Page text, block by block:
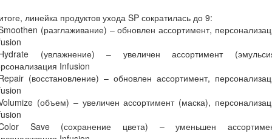
линейка продуктов ухода SP сократилась до 9:
(разглаживание) – обновлен ассортимент,
(увлажнение) – увеличен ассортимент
Infusion
(восстановление) – обновлен ассортимент,
(объем) – увеличен ассортимент (маска),
Save (сохранение цвета) – уменьшен